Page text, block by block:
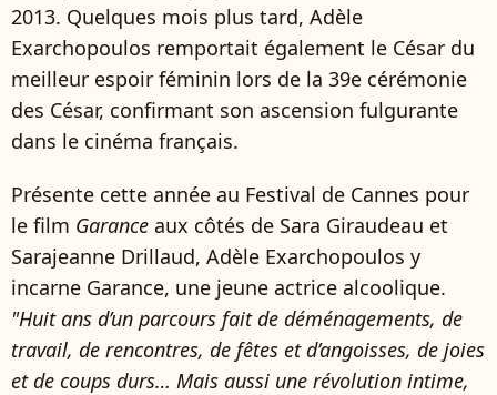
2013. Quelques mois plus tard, Adèle
Exarchopoulos remportait également le César du
meilleur espoir féminin lors de la 39e cérémonie
des César, confirmant son ascension fulgurante
dans le cinéma français.
Présente cette année au Festival de Cannes pour
le film Garance aux côtés de Sara Giraudeau et
Sarajeanne Drillaud, Adèle Exarchopoulos y
incarne Garance, une jeune actrice alcoolique.
"Huit ans d’un parcours fait de déménagements, de
travail, de rencontres, de fêtes et d’angoisses, de joies
et de coups durs… Mais aussi une révolution intime,